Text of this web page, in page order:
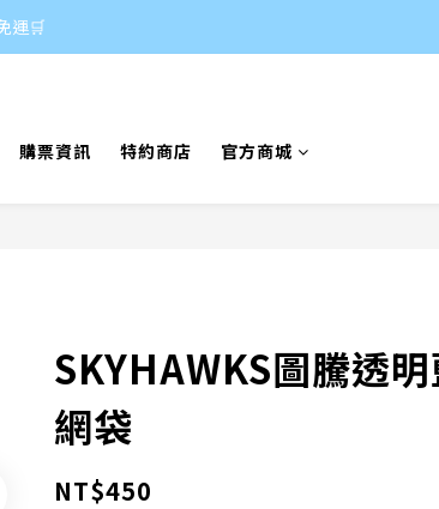
運🛒
購票資訊 特約商店 官方商城
SKYHAWKS圖騰透
網袋
NT$450